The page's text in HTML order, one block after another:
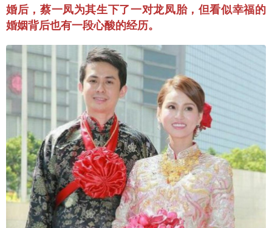
婚后，蔡一凤为其生下了一对龙凤胎，但看似幸福的
婚姻背后也有一段心酸的经历。